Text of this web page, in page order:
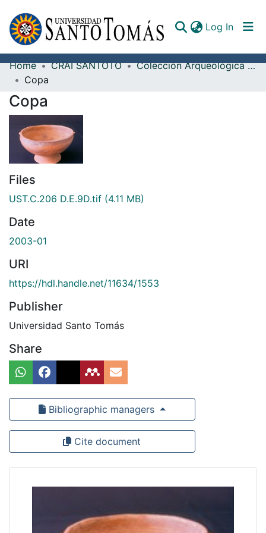
Log In
Communities & Collections
All of DSpace
Documents
Home CRAI SANTOTO
Colección Arqueológica Guane, Fray Alonso Ortiz Galeano, O.P.
Copa
Copa
Files
UST.C.206 D.E.9D.tif (4.11 MB)
Date
2003-01
URI
https://hdl.handle.net/11634/1553
Publisher
Universidad Santo Tomás
Share
Bibliographic managers
Cite document